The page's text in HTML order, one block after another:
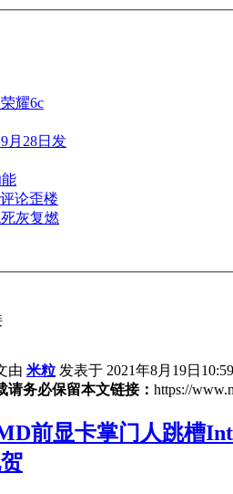
耀6c
月28日发
论歪楼
灰复燃
由 米粒 发表于 2021年8月19日
请务必保留本文链接： https://
前显卡掌门人跳槽